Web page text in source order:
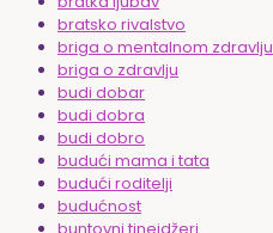
bratsko rivalstvo
briga o mentalnom zdravlju
briga o zdravlju
budi dobar
budi dobra
budi dobro
budući mama i tata
budući roditelji
budućnost